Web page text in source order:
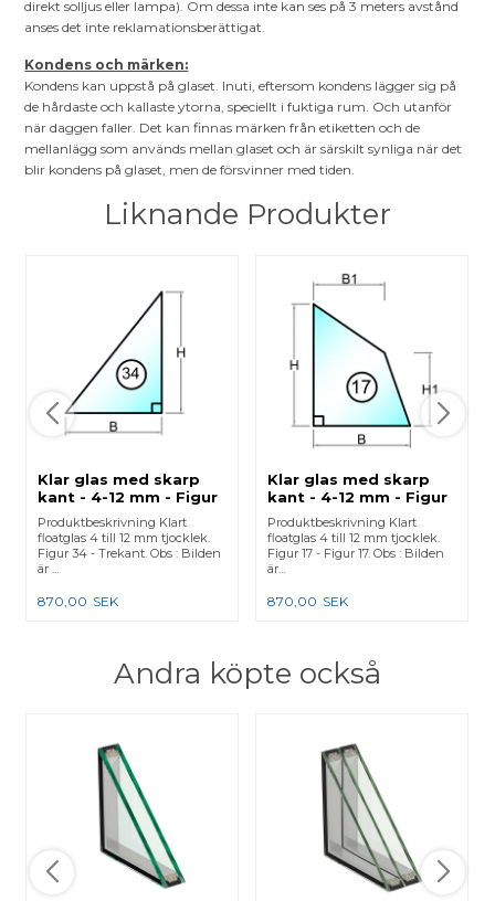
direkt solljus eller lampa). Om dessa inte kan ses på 3 meters avstånd
anses det inte reklamationsberättigat.
Kondens och märken:
Kondens kan uppstå på glaset. Inuti, eftersom kondens lägger sig på
de hårdaste och kallaste ytorna, speciellt i fuktiga rum. Och utanför
när daggen faller. Det kan finnas märken från etiketten och de
mellanlägg som används mellan glaset och är särskilt synliga när det
blir kondens på glaset, men de försvinner med tiden.
Liknande Produkter
Klar glas med skarp
kant - 4-12 mm - Figur
34
Produktbeskrivning Klart
floatglas 4 till 12 mm tjocklek.
Figur 34 - Trekant. Obs : Bilden
är ...
870,00 SEK
Klar glas med skarp
kant - 4-12 mm - Figur
17
Produktbeskrivning Klart
floatglas 4 till 12 mm tjocklek.
Figur 17 - Figur 17. Obs : Bilden
är...
870,00 SEK
Andra köpte också